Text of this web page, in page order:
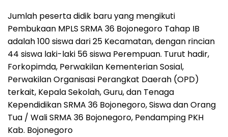
Jumlah peserta didik baru yang mengikuti
Pembukaan MPLS SRMA 36 Bojonegoro Tahap IB
adalah 100 siswa dari 25 Kecamatan, dengan rincian
44 siswa laki-laki 56 siswa Perempuan. Turut hadir,
Forkopimda, Perwakilan Kementerian Sosial,
Perwakilan Organisasi Perangkat Daerah (OPD)
terkait, Kepala Sekolah, Guru, dan Tenaga
Kependidikan SRMA 36 Bojonegoro, Siswa dan Orang
Tua / Wali SRMA 36 Bojonegoro, Pendamping PKH
Kab. Bojonegoro